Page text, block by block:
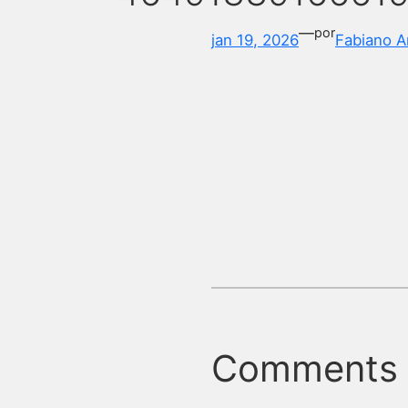
jan 19, 2026—porFabiano
Comments